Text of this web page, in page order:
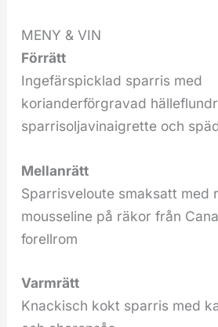
MENY & VIN
Förrätt
Ingefärspicklad sparris med
korianderförgravad
sparrisoljavinaigrette och
Mellanrätt
Sparrisveloute smaksatt med
mousseline på räkor från
forellrom
Varmrätt
Knackisch kokt sparris med